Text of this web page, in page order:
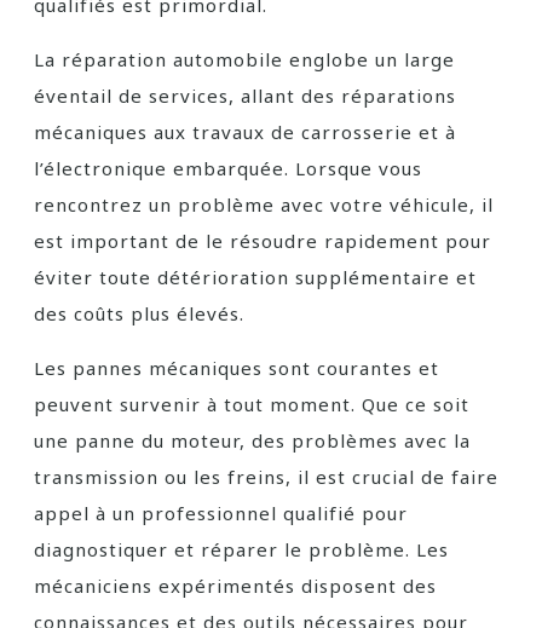
qualifiés est primordial.
La réparation automobile englobe un large
éventail de services, allant des réparations
mécaniques aux travaux de carrosserie et à
l’électronique embarquée. Lorsque vous
rencontrez un problème avec votre véhicule, il
est important de le résoudre rapidement pour
éviter toute détérioration supplémentaire et
des coûts plus élevés.
Les pannes mécaniques sont courantes et
peuvent survenir à tout moment. Que ce soit
une panne du moteur, des problèmes avec la
transmission ou les freins, il est crucial de faire
appel à un professionnel qualifié pour
diagnostiquer et réparer le problème. Les
mécaniciens expérimentés disposent des
connaissances et des outils nécessaires pour